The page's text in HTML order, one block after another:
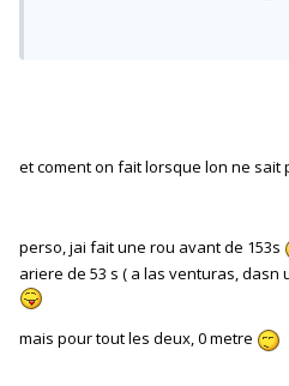
et coment on fait lorsque lon ne sait
perso, jai fait une rou avant de 153s
ariere de 53 s ( a las venturas,
mais pour tout les deux, 0 metre